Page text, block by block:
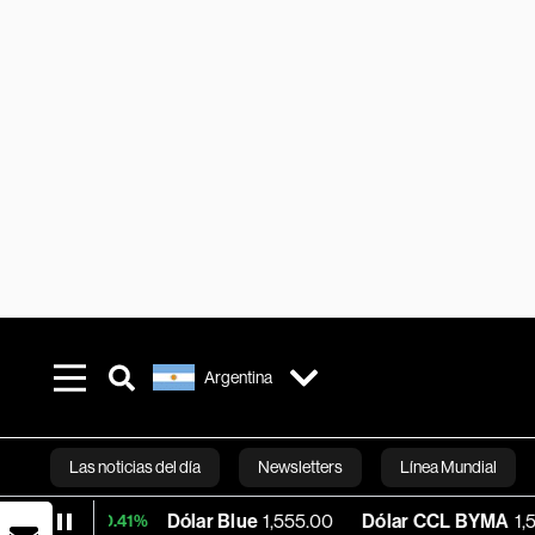
Argentina
Las noticias del día Newsletters Línea Mundial
Bloomberg
Dólar Blue 1,555.00 Dólar CCL BYMA 1,580.59